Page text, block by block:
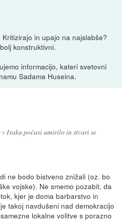
in upajo na najslabše?
konstruktivni.
informacijo, kateri svetovni
Sadama Huseina.
v Iraku počasi umirilo in stvari se
ne bodo bistveno znižali (oz. bo
vojske). Ne smemo pozabit, da
kjer je doma barbarstvo in
takoj navdušeni nad demokracijo
lokalne volitve s porazno